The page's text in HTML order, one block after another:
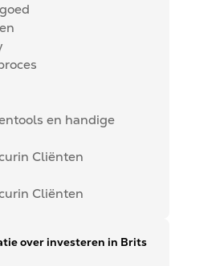
en handige
Cliënten
Cliënten
over investeren in Brits